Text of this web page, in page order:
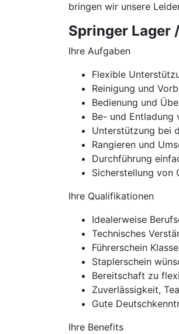
bringen wir unsere
Springer Lager
Ihre Aufgaben
Flexible
Reinigung und
Bedienung und
Be- und Entladung
Unterstützung bei
Rangieren und
Durchführung
Sicherstellung von
Ihre Qualifikationen
Idealerweise
Technisches
Führerschein
Staplerschein
Bereitschaft zu
Zuverlässigkeit,
Gute
Ihre Benefits